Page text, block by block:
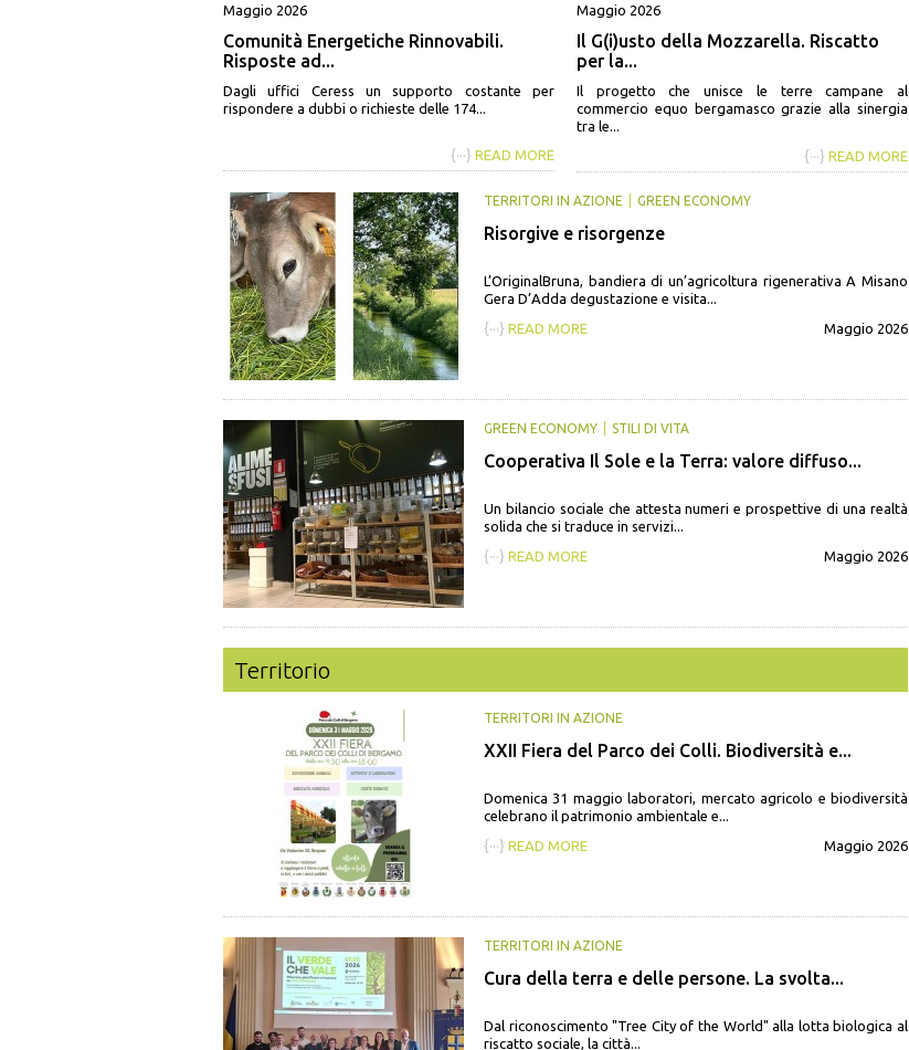
Maggio 2026
Comunità Energetiche Rinnovabili.
Risposte ad...
Dagli uffici Ceress un supporto costante per
rispondere a dubbi o richieste delle 174...
{···} READ MORE
Maggio 2026
Il G(i)usto della Mozzarella. Riscatto
per la...
Il progetto che unisce le terre campane al
commercio equo bergamasco grazie alla sinergia
tra le...
{···} READ MORE
TERRITORI IN AZIONE GREEN ECONOMY
Risorgive e risorgenze
L’OriginalBruna, bandiera di un’agricoltura rigenerativa A Misano
Gera D’Adda degustazione e visita...
{···} READ MORE Maggio 2026
GREEN ECONOMY STILI DI VITA
Cooperativa Il Sole e la Terra: valore diffuso...
Un bilancio sociale che attesta numeri e prospettive di una realtà
solida che si traduce in servizi...
{···} READ MORE Maggio 2026
Territorio
TERRITORI IN AZIONE
XXII Fiera del Parco dei Colli. Biodiversità e...
Domenica 31 maggio laboratori, mercato agricolo e biodiversità
celebrano il patrimonio ambientale e...
{···} READ MORE Maggio 2026
TERRITORI IN AZIONE
Cura della terra e delle persone. La svolta...
Dal riconoscimento "Tree City of the World" alla lotta biologica al
riscatto sociale, la città...